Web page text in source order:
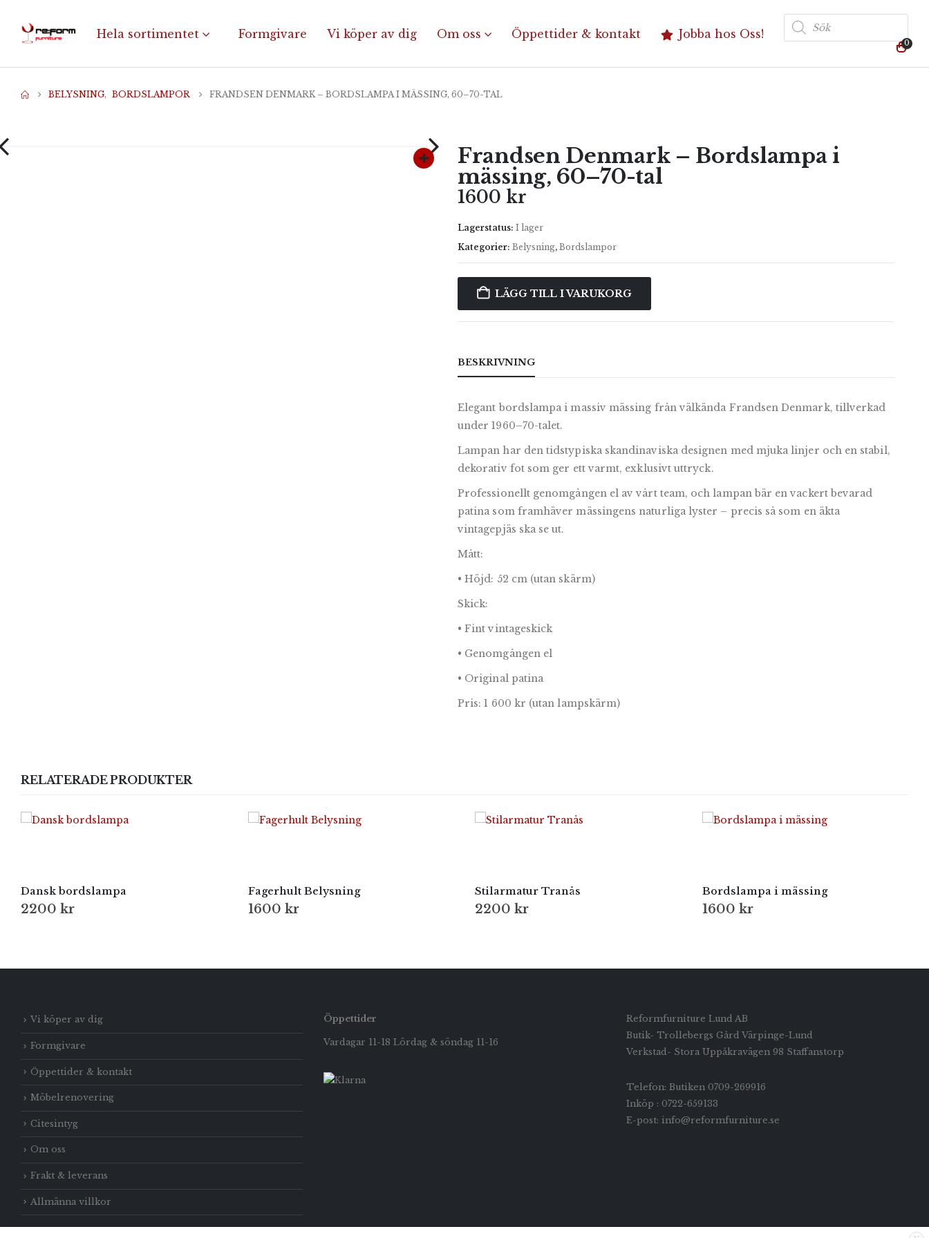
Hela sortimentet Formgivare Vi köper av dig Om oss Öppettider & kontakt Jobba hos Oss!
Produktsökning
0
BELYSNING, BORDSLAMPOR FRANDSEN DENMARK – BORDSLAMPA I MÄSSING, 60–70-TAL
Frandsen Denmark – Bordslampa i
mässing, 60–70-tal
1600 kr
Lagerstatus: I lager
Kategorier: Belysning, Bordslampor
LÄGG TILL I VARUKORG
BESKRIVNING
Elegant bordslampa i massiv mässing från välkända Frandsen Denmark, tillverkad
under 1960–70-talet.
Lampan har den tidstypiska skandinaviska designen med mjuka linjer och en stabil,
dekorativ fot som ger ett varmt, exklusivt uttryck.
Professionellt genomgången el av vårt team, och lampan bär en vackert bevarad
patina som framhäver mässingens naturliga lyster – precis så som en äkta
vintagepjäs ska se ut.
Mått:
• Höjd: 52 cm (utan skärm)
Skick:
• Fint vintageskick
• Genomgången el
• Original patina
Pris: 1 600 kr (utan lampskärm)
RELATERADE PRODUKTER
Dansk bordslampa
2200 kr
Fagerhult Belysning
1600 kr
Stilarmatur Tranås
2200 kr
Bordslampa i mässing
1600 kr
Vi köper av dig
Formgivare
Öppettider & kontakt
Möbelrenovering
Citesintyg
Om oss
Frakt & leverans
Allmänna villkor
Öppettider
Vardagar 11-18 Lördag & söndag 11-16
Reformfurniture Lund AB
Butik- Trollebergs Gård Värpinge-Lund
Verkstad- Stora Uppåkravägen 98 Staffanstorp
Telefon: Butiken 0709-269916
Inköp : 0722-659133
E-post: info@reformfurniture.se